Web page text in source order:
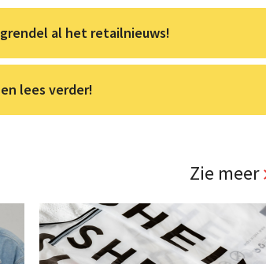
al het retailnieuws!
lees verder!
Zie meer